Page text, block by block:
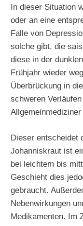
In dieser Situation
oder an eine
Falle von
solche gibt, die
diese in der
Frühjahr wieder
Überbrückung in
schweren
Dieser entscheidet
Johanniskraut ist
bei leichtem bis
Geschieht dies
gebraucht.
Nebenwirkungen
Medikamenten. Im